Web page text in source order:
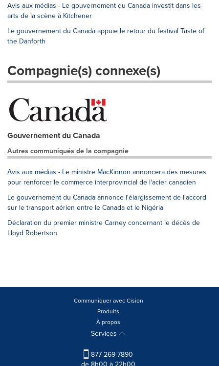
Avis aux médias - Le gouvernement du Canada investit dans les
arts de la scène à Kitchener
Le gouvernement du Canada appuie le retour du festival Taste of
the Danforth
Compagnie(s) connexe(s)
Gouvernement du Canada
Autres communiqués de la compagnie
Avis aux médias - Le ministre MacKinnon annoncera des mesures
pour renforcer le commerce interprovincial de l'acier canadien
Le gouvernement du Canada annonce l'élargissement de l'accord
sur le transport aérien entre le Canada et le Nigéria
Déclaration du premier ministre Carney concernant le décès de
Lloyd Robertson
Communiquer avec Cision
Produits
À propos
Services
877-269-7890